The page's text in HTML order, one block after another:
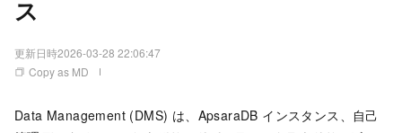
ス
更新日時2026-03-28 22:06:47
Copy as MD
Data Management (DMS) は、ApsaraDB インスタンス、自己